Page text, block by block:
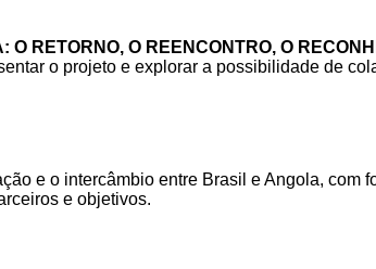
O RETORNO, O REENCONTRO, O
o projeto e explorar a possibilidade de
e o intercâmbio entre Brasil e Angola, com
e objetivos.